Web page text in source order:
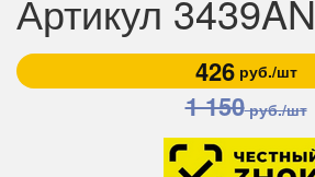
Артикул 3439AN
426руб./шт
1 150руб./шт